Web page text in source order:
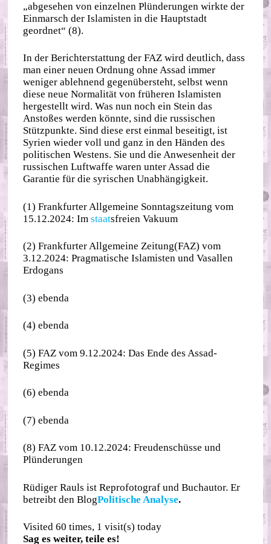
„abgesehen von einzelnen Plünderungen wirkte der
Einmarsch der Islamisten in die Hauptstadt
geordnet“ (8).
In der Berichterstattung der FAZ wird deutlich, dass
man einer neuen Ordnung ohne Assad immer
weniger ablehnend gegenübersteht, selbst wenn
diese neue Normalität von früheren Islamisten
hergestellt wird. Was nun noch ein Stein das
Anstoßes werden könnte, sind die russischen
Stützpunkte. Sind diese erst einmal beseitigt, ist
Syrien wieder voll und ganz in den Händen des
politischen Westens. Sie und die Anwesenheit der
russischen Luftwaffe waren unter Assad die
Garantie für die syrischen Unabhängigkeit.
(1) Frankfurter Allgemeine Sonntagszeitung vom
15.12.2024: Imstaatsfreien Vakuum
(2) Frankfurter Allgemeine Zeitung(FAZ) vom
3.12.2024: Pragmatische Islamisten und Vasallen
Erdogans
(3) ebenda
(4) ebenda
(5) FAZ vom 9.12.2024: Das Ende des Assad-
Regimes
(6) ebenda
(7) ebenda
(8) FAZ vom 10.12.2024: Freudenschüsse und
Plünderungen
Rüdiger Rauls ist Reprofotograf und Buchautor. Er
betreibt den BlogPolitische Analyse.
Visited 60 times, 1 visit(s) today
Sag es weiter, teile es!